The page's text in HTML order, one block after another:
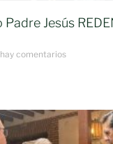
Jesús
comentarios